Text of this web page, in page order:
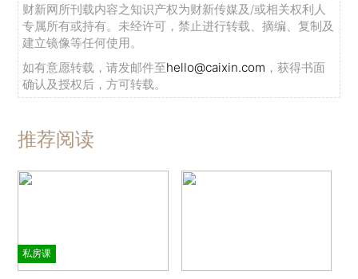
财新网所刊载内容之知识产权为财新传媒及/或相关权利人
专属所有或持有。未经许可，禁止进行转载、摘编、复制及
建立镜像等任何使用。
如有意愿转载，请发邮件至hello@caixin.com ，获得书面
确认及授权后，方可转载。
推荐阅读
私房课